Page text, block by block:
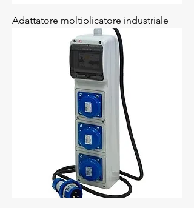
Adattatore moltiplicatore industriale